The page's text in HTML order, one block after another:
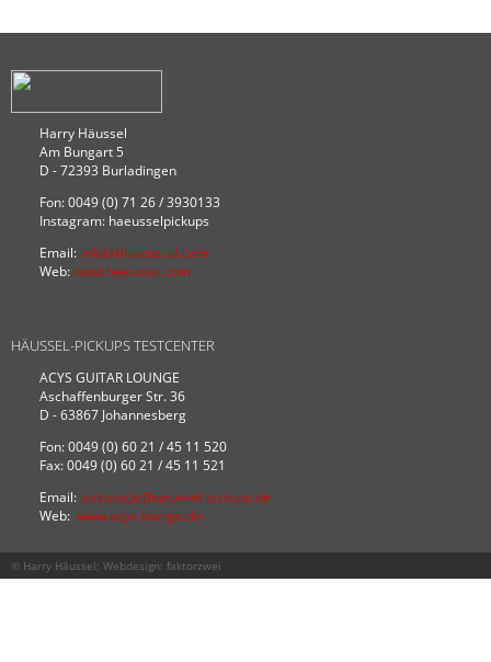
Harry Häussel
Am Bungart 5
D - 72393 Burladingen
Fon: 0049 (0) 71 26 / 3930133
Instagram: haeusselpickups
Email: info(at)haeussel.com
Web:www.haeussel.com
HÄUSSEL-PICKUPS TESTCENTER
ACYS GUITAR LOUNGE
Aschaffenburger Str. 36
D - 63867 Johannesberg
Fon: 0049 (0) 60 21 / 45 11 520
Fax: 0049 (0) 60 21 / 45 11 521
Email: pickups(at)haeussel-pickups.de
Web: www.acys-lounge.de
© Harry Häussel; Webdesign: faktorzwei